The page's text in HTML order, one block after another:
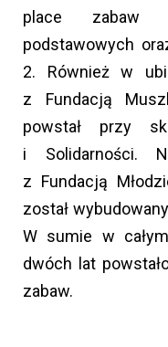
place zabaw
podstawowych
2. Również w
z Fundacją
powstał przy
i Solidarności.
z Fundacją
został
W sumie w
dwóch lat
zabaw.